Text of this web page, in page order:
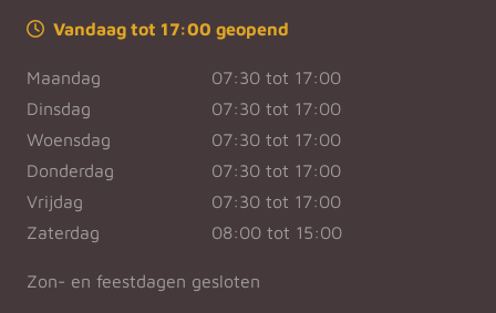
Vandaag tot 17:00 geopend
Maandag
07:30 tot 17:00
Dinsdag
07:30 tot 17:00
Woensdag
07:30 tot 17:00
Donderdag
07:30 tot 17:00
Vrijdag
07:30 tot 17:00
Zaterdag
08:00 tot 15:00
Zon- en feestdagen gesloten